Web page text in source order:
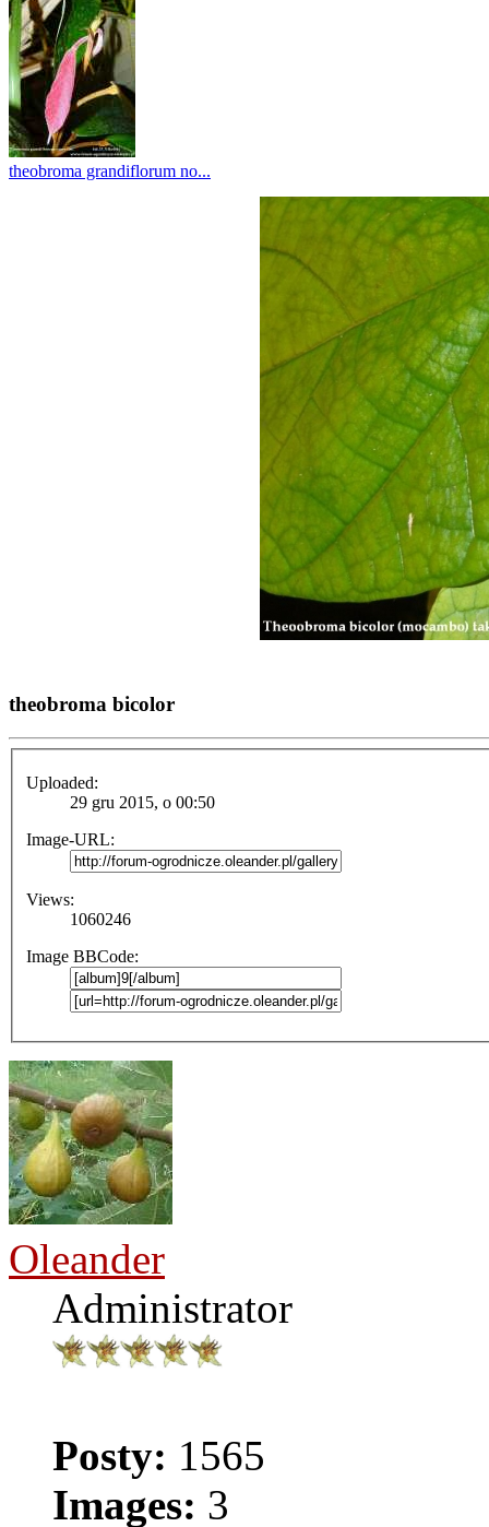
theobroma grandiflorum no...
theobroma bicolor
Uploaded:
29 gru 2015, o 00:50
Image-URL:
Views:
1060246
Image BBCode:
Oleander
Administrator
Posty: 1565
Images: 3